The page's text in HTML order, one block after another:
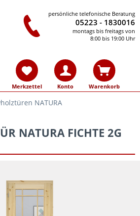
persönliche telefonische Beratung
05223 - 1830016
montags bis freitags von
8:00 bis 19:00 Uhr
Merkzettel Konto Warenkorb
NATURA
NATURA FICHTE 2G